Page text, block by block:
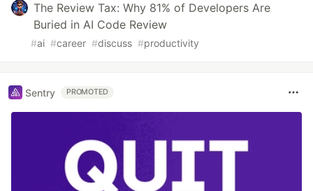
The Review Tax: Why 81% of Developers Are
Buried in AI Code Review
#ai #career #discuss #productivity
Sentry PROMOTED